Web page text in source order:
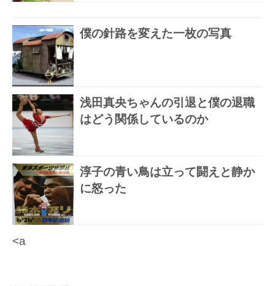
僕の針路を変えた一枚の写真
浅田真央ちゃんの引退と僕の退職
はどう関係しているのか
淳子の青い鳥は立って闘えと静か
に怒った
<a